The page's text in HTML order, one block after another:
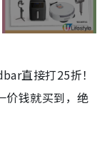
直接打25折！
价钱就买到，绝